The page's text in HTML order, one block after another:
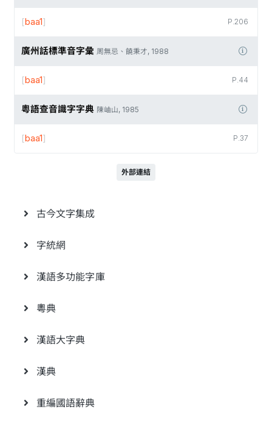
P.206
[baa1]
廣州話標準音字彙 周無忌、饒秉才, 1988
P.44
[baa1]
粵語查音識字字典 陳岫山, 1985
P.37
[baa1]
外部連結
古今文字集成
字統網
漢語多功能字庫
粵典
漢語大字典
漢典
重編國語辭典